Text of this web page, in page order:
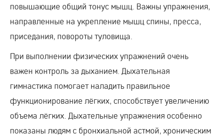
повышающие общий тонус мышц. Важны упражнения,
направленные на укрепление мышц спины, пресса,
приседания, повороты туловища.
При выполнении физических упражнений очень
важен контроль за дыханием. Дыхательная
гимнастика помогает наладить правильное
функционирование лёгких, способствует увеличению
объема лёгких. Дыхательные упражнения особенно
показаны людям с бронхиальной астмой, хроническим